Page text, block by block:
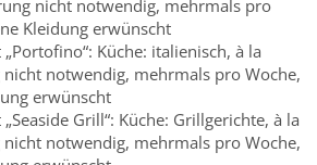
nicht notwendig, mehrmals pro
Kleidung erwünscht
Küche: italienisch, à la
nicht notwendig, mehrmals pro Woche,
erwünscht
Grill“: Küche: Grillgerichte, à la
nicht notwendig, mehrmals pro Woche,